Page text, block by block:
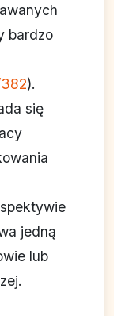
bardzo
).
się
jedną
lub